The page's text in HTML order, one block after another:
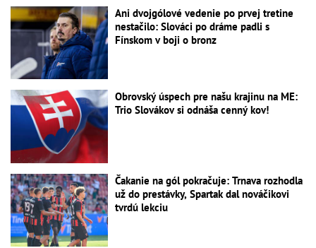
Ani dvojgólové vedenie po prvej tretine
nestačilo: Slováci po dráme padli s
Fínskom v boji o bronz
Obrovský úspech pre našu krajinu na ME:
Trio Slovákov si odnáša cenný kov!
Čakanie na gól pokračuje: Trnava rozhodla
už do prestávky, Spartak dal nováčikovi
tvrdú lekciu